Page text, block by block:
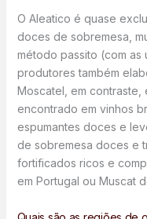
O Aleatico é quase
doces de sobremesa,
método passito (com as
produtores também
Moscatel, em
encontrado em vinhos
espumantes doces e
de sobremesa doces e
fortificados ricos e
em Portugal ou Muscat